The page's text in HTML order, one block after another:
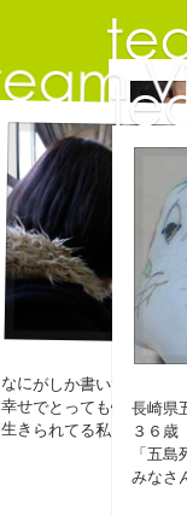
自己紹
なぜか
なぜか
ピーナ
バカだ
なにがしか書いていられ
幸せでとっても怖いです
生きられてる私は幸せな
長崎県
３６歳
「五
みなさ